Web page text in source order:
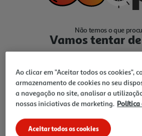
Não temos o que
Vamos tentar
Ir para Homepage
Ao clicar em "Aceitar todos os cookies",
armazenamento de cookies no seu
a navegação no site, analisar a
nossas iniciativas de marketing. Política
Aceitar todos os cookies